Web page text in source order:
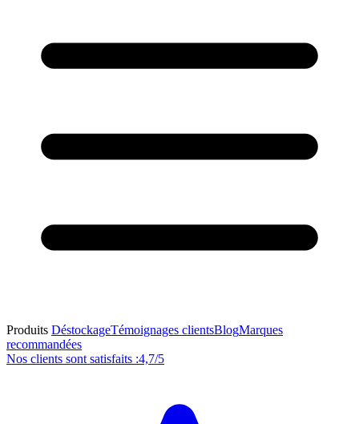
Produits DéstockageTémoignages clientsBlogMarques
recommandées
Nos clients sont satisfaits :4,7/5